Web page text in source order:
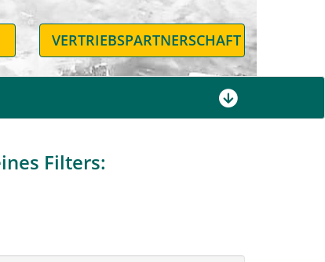
VERTRIEBSPARTNERSCHAFT
Filters: